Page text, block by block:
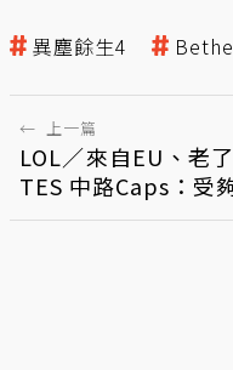
異塵餘生4
← 上一篇
LOL／來自EU、老
TES 中路Caps：受